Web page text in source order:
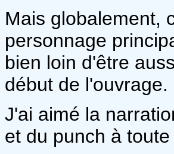
Mais globalement,
personnage
bien loin d'être
début de l'ouvrage.
J'ai aimé la
et du punch à